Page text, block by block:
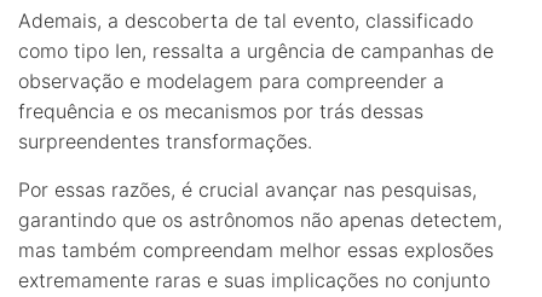
Ademais, a descoberta de tal evento, classificado
como tipo Ien, ressalta a urgência de campanhas de
observação e modelagem para compreender a
frequência e os mecanismos por trás dessas
surpreendentes transformações.
Por essas razões, é crucial avançar nas pesquisas,
garantindo que os astrônomos não apenas detectem,
mas também compreendam melhor essas explosões
extremamente raras e suas implicações no conjunto